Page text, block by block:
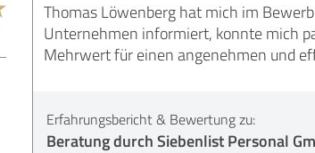
Thomas Löwenberg hat mich im
Unternehmen informiert, konnte mich
Mehrwert für einen angenehmen und
Erfahrungsbericht & Bewertung zu:
Beratung durch Siebenlist Personal